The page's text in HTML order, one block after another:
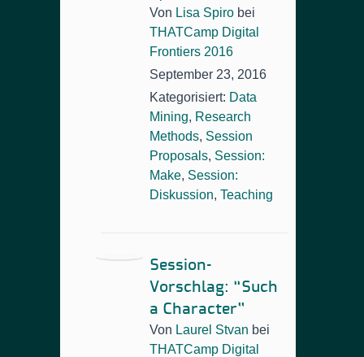
Von Lisa Spiro bei
THATCamp Digital
Frontiers 2016
September 23, 2016
Kategorisiert: Data
Mining, Research
Methods, Session
Proposals, Session:
Make, Session:
Diskussion, Teaching
Session-
Vorschlag: “Such
a Character”
Von Laurel Stvan bei
THATCamp Digital